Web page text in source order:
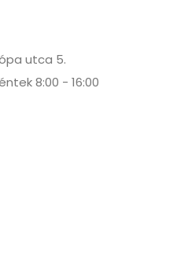
utca 5.
8:00 - 16:00